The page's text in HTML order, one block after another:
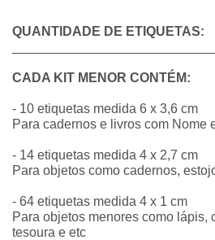
QUANTIDADE DE ETIQUETAS:
CADA KIT MENOR CONTÉM:
- 10 etiquetas medida 6 x 3,6 cm
Para cadernos e livros com Nome
- 14 etiquetas medida 4 x 2,7 cm
Para objetos como cadernos,
- 64 etiquetas medida 4 x 1 cm
Para objetos menores como lápis,
tesoura e etc